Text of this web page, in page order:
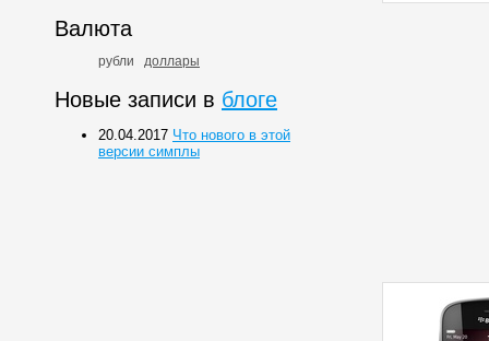
Валюта
рубли доллары
Новые записи в блоге
20.04.2017 Что нового в этой
версии симплы